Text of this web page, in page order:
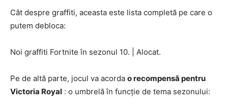
Cât despre graffiti, aceasta este lista completă pe care o
putem debloca:
Noi graffiti Fortnite în sezonul 10. Alocat.
Pe de altă parte, jocul va acorda o recompensă pentru
Victoria Royal : o umbrelă în funcție de tema sezonului: